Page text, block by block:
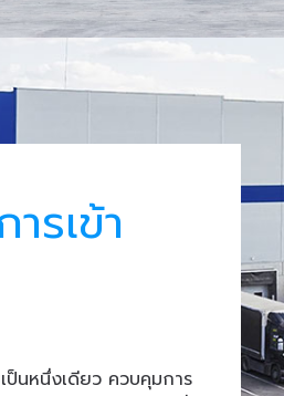
รเข้า
ป็นหนึ่งเดียว ควบคุมการ